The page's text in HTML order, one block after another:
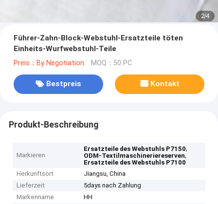
2/4
Führer-Zahn-Block-Webstuhl-Ersatzteile töten
Einheits-Wurfwebstuhl-Teile
Preis：By Negotiation MOQ：50 PC
Bestpreis Kontakt
Produkt-Beschreibung
Markieren
Ersatzteile des Webstuhls P7150,
ODM-Textilmaschineriereserven,
Ersatzteile des Webstuhls P7100
Herkunftsort
Jiangsu, China
Lieferzeit
5days nach Zahlung
Markenname
HH